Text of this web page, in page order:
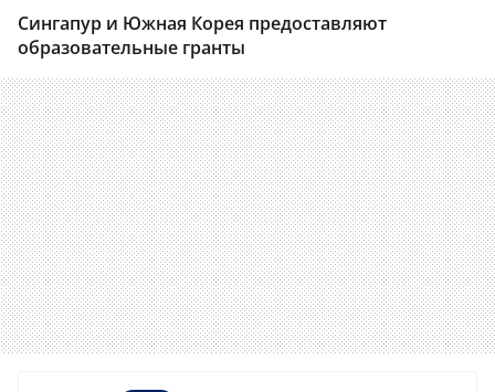
Сингапур и Южная Корея предоставляют
образовательные гранты